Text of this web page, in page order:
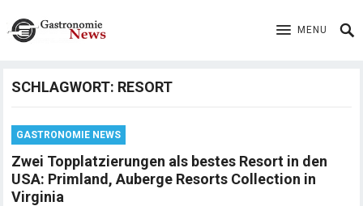
MENU
SCHLAGWORT: RESORT
GASTRONOMIE NEWS
Zwei Topplatzierungen als bestes Resort in den
USA: Primland, Auberge Resorts Collection in
Virginia